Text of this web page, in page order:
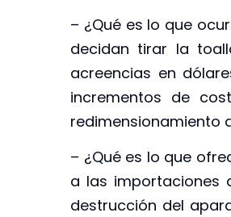
– ¿Qué es lo que
decidan tirar la
acreencias en
incrementos de
redimensionamiento
– ¿Qué es lo que
a las importaciones
destrucción del